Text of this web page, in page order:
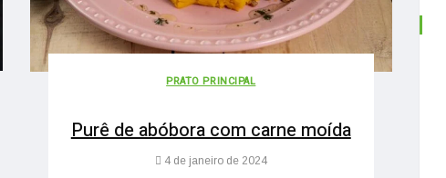
PRATO PRINCIPAL
Purê de abóbora com carne moída
4 de janeiro de 2024